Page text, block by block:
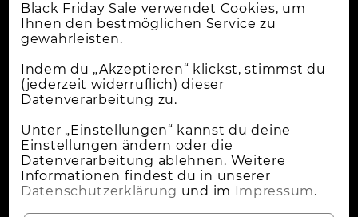
Black Friday Sale verwendet Cookies, um
Ihnen den bestmöglichen Service zu
gewährleisten.
Indem du „Akzeptieren“ klickst, stimmst du
(jederzeit widerruflich) dieser
Datenverarbeitung zu.
Unter „Einstellungen“ kannst du deine
Einstellungen ändern oder die
Datenverarbeitung ablehnen. Weitere
Informationen findest du in unserer
Datenschutzerklärung und im Impressum.